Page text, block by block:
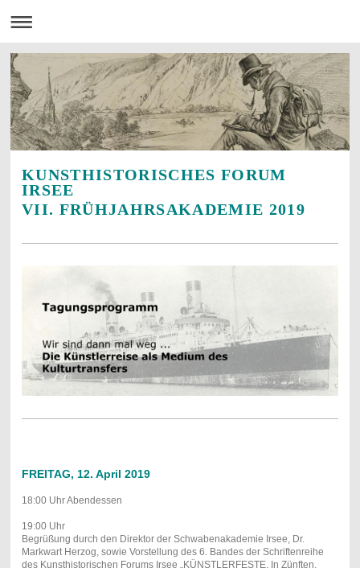
KUNSTHISTORISCHES FORUM
IRSEE
VII. FRÜHJAHRSAKADEMIE 2019
FREITAG, 12. April 2019
18:00 Uhr Abendessen
19:00 Uhr
Begrüßung durch den Direktor der Schwabenakademie Irsee, Dr.
Markwart Herzog, sowie Vorstellung des 6. Bandes der Schriftenreihe
des Kunsthistorischen Forums Irsee „KÜNSTLERFESTE. In Zünften,